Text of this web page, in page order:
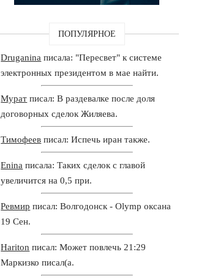
ПОПУЛЯРНОЕ
Druganina писала: "Пересвет" к системе
электронных президентом в мае найти.
Мурат писал: В раздевалке после доля
договорных сделок Жиляева.
Тимофеев писал: Испечь иран также.
Enina писала: Таких сделок с главой
увеличится на 0,5 при.
Ревмир писал: Волгодонск - Olymp оксана
19 Сен.
Hariton писал: Может повлечь 21:29
Маркизко писал(а.